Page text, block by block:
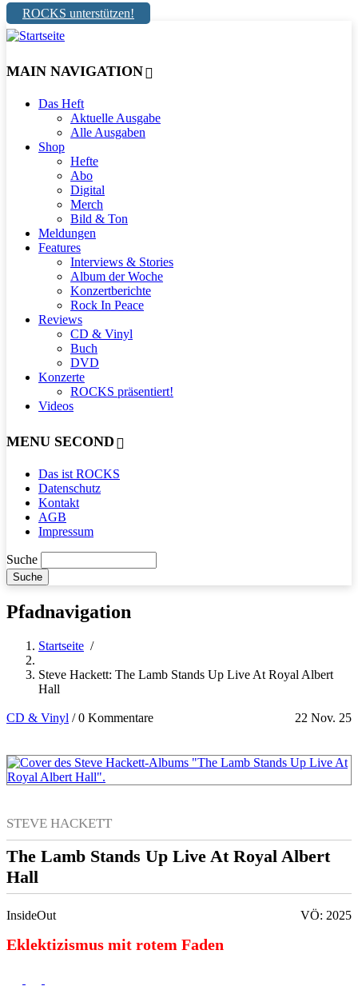
ROCKS unterstützen!
MAIN NAVIGATION
Das Heft
Aktuelle Ausgabe
Alle Ausgaben
Shop
Hefte
Abo
Digital
Merch
Bild & Ton
Meldungen
Features
Interviews & Stories
Album der Woche
Konzertberichte
Rock In Peace
Reviews
CD & Vinyl
Buch
DVD
Konzerte
ROCKS präsentiert!
Videos
MENU SECOND
Das ist ROCKS
Datenschutz
Kontakt
AGB
Impressum
Suche
Pfadnavigation
Startseite /
Steve Hackett: The Lamb Stands Up Live At Royal Albert
Hall
CD & Vinyl 22 Nov. 25
/0 Kommentare
STEVE HACKETT
The Lamb Stands Up Live At Royal Albert
Hall
InsideOut VÖ: 2025
Eklektizismus mit rotem Faden